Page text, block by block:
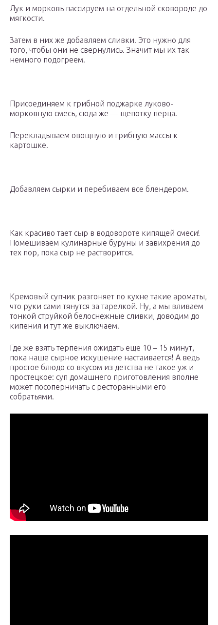
Лук и морковь пассируем на отдельной сковороде до
мягкости.
Затем в них же добавляем сливки. Это нужно для
того, чтобы они не свернулись. Значит мы их так
немного подогреем.
Присоединяем к грибной поджарке луково-
морковную смесь, сюда же — щепотку перца.
Перекладываем овощную и грибную массы к
картошке.
Добавляем сырки и перебиваем все блендером.
Как красиво тает сыр в водовороте кипящей смеси!
Помешиваем кулинарные буруны и завихрения до
тех пор, пока сыр не растворится.
Кремовый супчик разгоняет по кухне такие ароматы,
что руки сами тянутся за тарелкой. Ну, а мы вливаем
тонкой струйкой белоснежные сливки, доводим до
кипения и тут же выключаем.
Где же взять терпения ожидать еще 10 – 15 минут,
пока наше сырное искушение настаивается! А ведь
простое блюдо со вкусом из детства не такое уж и
простецкое: суп домашнего приготовления вполне
может посоперничать с ресторанными его
собратьями.